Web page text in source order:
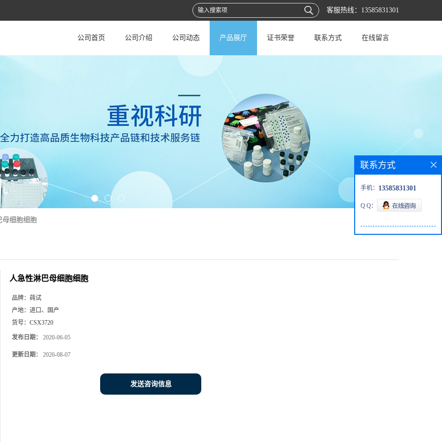
客服热线： 13585831301
公司首页 公司介绍 公司动态 产品展厅 证书荣誉 联系方式 在线留言
母细胞细胞
人急性淋巴母细胞细胞
品牌： 莼试
产地： 进口、国产
货号： CSX3720
发布日期： 2020-06-05
更新日期： 2026-08-07
发送咨询信息
联系方式
手机： 13585831301
Q Q：